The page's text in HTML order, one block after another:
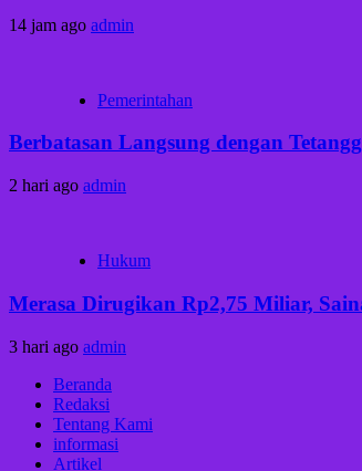
14 jam ago admin
Pemerintahan
Berbatasan Langsung dengan
2 hari ago admin
Hukum
Merasa Dirugikan Rp2,75 Miliar,
3 hari ago admin
Beranda
Redaksi
Tentang Kami
informasi
Artikel